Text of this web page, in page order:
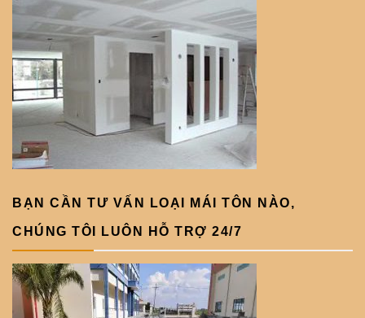
BẠN CẦN TƯ VẤN LOẠI MÁI TÔN NÀO,
CHÚNG TÔI LUÔN HỖ TRỢ 24/7